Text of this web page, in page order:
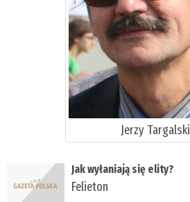
Jerzy Targalski
Jak wyłaniają się elity?
Felieton